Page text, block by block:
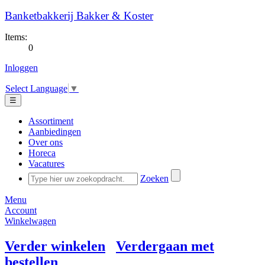
Banketbakkerij Bakker & Koster
Items:
0
Inloggen
Select Language ▼
☰
Assortiment
Aanbiedingen
Over ons
Horeca
Vacatures
Zoeken
Menu
Account
Winkelwagen
Verder winkelen
Verdergaan met